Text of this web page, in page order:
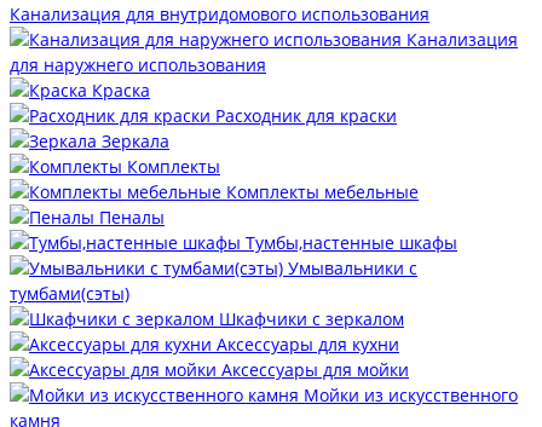
Канализация для внутридомового использования
Канализация
для наружнего использования
Краска
Расходник для краски
Зеркала
Комплекты
Комплекты мебельные
Пеналы
Тумбы,настенные шкафы
Умывальники с
тумбами(сэты)
Шкафчики с зеркалом
Аксессуары для кухни
Аксессуары для мойки
Мойки из искусственного
камня